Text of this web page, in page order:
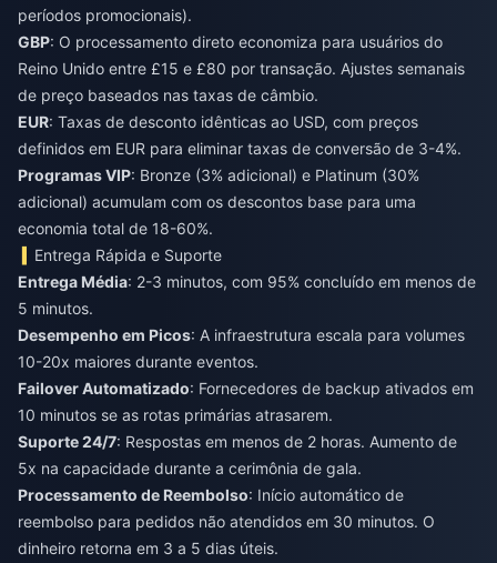
períodos promocionais).
GBP: O processamento direto economiza para usuários do
Reino Unido entre £15 e £80 por transação. Ajustes semanais
de preço baseados nas taxas de câmbio.
EUR: Taxas de desconto idênticas ao USD, com preços
definidos em EUR para eliminar taxas de conversão de 3-4%.
Programas VIP: Bronze (3% adicional) e Platinum (30%
adicional) acumulam com os descontos base para uma
economia total de 18-60%.
Entrega Rápida e Suporte
Entrega Média: 2-3 minutos, com 95% concluído em menos de
5 minutos.
Desempenho em Picos: A infraestrutura escala para volumes
10-20x maiores durante eventos.
Failover Automatizado: Fornecedores de backup ativados em
10 minutos se as rotas primárias atrasarem.
Suporte 24/7: Respostas em menos de 2 horas. Aumento de
5x na capacidade durante a cerimônia de gala.
Processamento de Reembolso: Início automático de
reembolso para pedidos não atendidos em 30 minutos. O
dinheiro retorna em 3 a 5 dias úteis.